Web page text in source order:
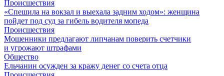
Происшествия
«Спешила на вокзал и выехала задним ходом»: женщина
пойдет под суд за гибель водителя мопеда
Происшествия
Мошенники предлагают липчанам поверить счетчики
и угрожают штрафами
Общество
Ельчанин осужден за кражу денег со счета отца